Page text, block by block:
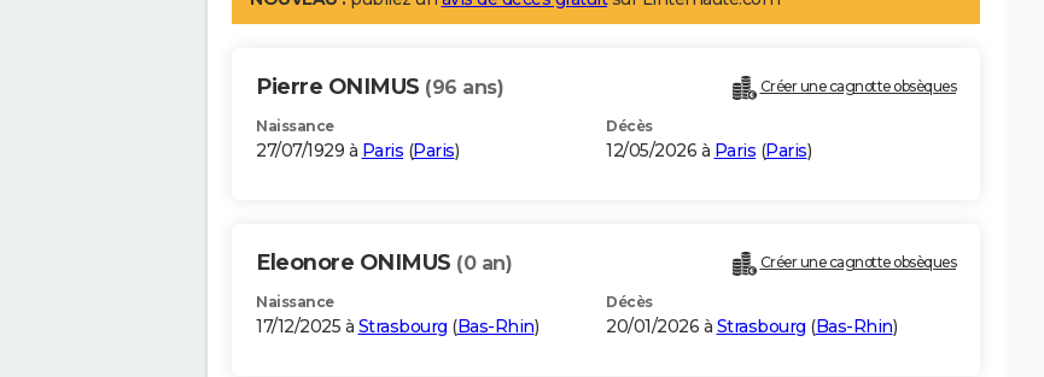
Pierre ONIMUS (96 ans) Créer une cagnotte obsèques
Naissance
27/07/1929 à Paris (Paris)
Décès
12/05/2026 à Paris (Paris)
Eleonore ONIMUS (0 an) Créer une cagnotte obsèques
Naissance
17/12/2025 à Strasbourg (Bas-Rhin)
Décès
20/01/2026 à Strasbourg (Bas-Rhin)